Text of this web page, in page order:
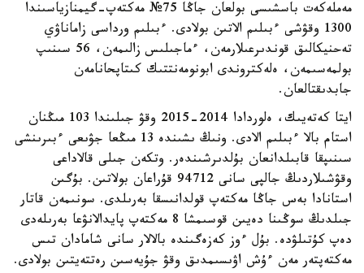
مەملەكەت باسشىسى بولعان جاڭا 75№ مەكتەپ-گيمنازياسىندا
1300 وقۋشى ءبىلىم الاتىن بولادى. ءبىلىم ورداسى زاماناۋي
تەحنيكالىق قوندىرعىلارمەن، ءماجىلىس زالىمەن، 56 سىنىپ
بولمەسىمەن، ەلەكتروندى ابونومەنتتىك كىتاپحانامەن
جابدىقتالعان.
ايتا كەتەيىك، ەلوردادا 2014-2015 وقۋ جىلىندا 103 مىڭنان
استام بالا ءبىلىم الادى. ونىڭ ىشىندە 13 مىڭعا جۋىعى ءبىرىنشى
سىنىپقا قابىلدانعان بۇلدىرشىندەر. وتكەن جىلى قالاداعى
وقۋشىلاردىڭ جالپى سانى 94712 قۇراعان بولاتىن. بۇگىن
استانادا بەس جاڭا مەكتەپ قولدانىسقا بەرىلدى. سونىمەن قاتار
جىلدىڭ سوڭىنا دەيىن قوسىمشا 8 مەكتەپ پايدالانۋعا بەرىلەدى
دەپ كۇتىلۋدە. بۇل ءوز كەزەگىندە بالالار سانى شامادان تىس
مەكتەپتەر مەن ءۇش اۋىسىمدىق وقۋ جۇيەسىن رەتتەيتىن بولادى.